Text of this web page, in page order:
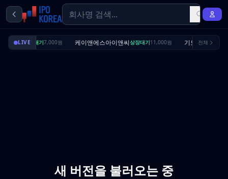
LIVE
리셔스상장대기7,000원 케이앤에스아이앤씨상장대기11,000원 기도산업 수요예
전체
새 버전을 불러오는 중